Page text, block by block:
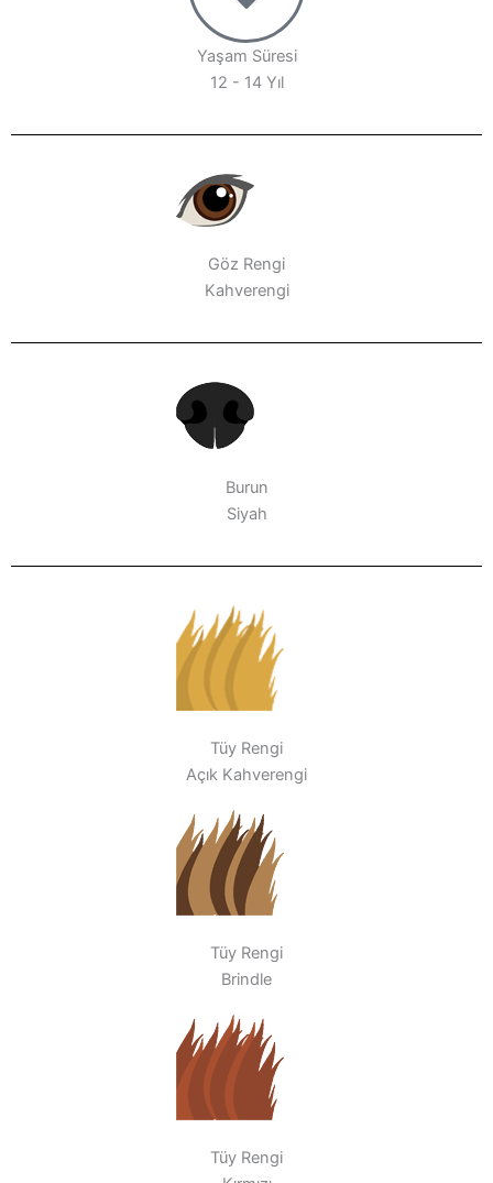
Yaşam Süresi
12 - 14 Yıl
Göz Rengi
Kahverengi
Burun
Siyah
Tüy Rengi
Açık Kahverengi
Tüy Rengi
Brindle
Tüy Rengi